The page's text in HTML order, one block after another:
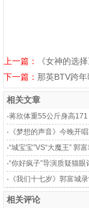
上一篇：
《女神的选
下一篇： 那英BTV跨年
相关文章
·蒋欣体重55公斤身高
· 《梦想的声音》今晚开
·“城宝宝”VS“大魔王” 郭
·“你好疯子”导演质疑猫
· 《我们十七岁》郭富城
相关评论